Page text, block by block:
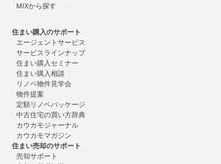
MIXから探す
住まい購入のサポート
エージェントサービス
サービスラインナップ
住まい購入セミナー
住まい購入相談
リノベ物件見学会
物件提案
定額リノベパッケージ
中古住宅の買い方辞典
カウカモジャーナル
カウカモマガジン
住まい売却のサポート
売却サポート